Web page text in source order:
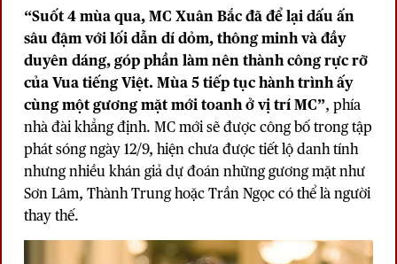
“Suốt 4 mùa qua, MC Xuân Bắc đã để lại dấu ấn
sâu đậm với lối dẫn dí dỏm, thông minh và đầy
duyên dáng, góp phần làm nên thành công rực rỡ
của Vua tiếng Việt. Mùa 5 tiếp tục hành trình ấy
cùng một gương mặt mới toanh ở vị trí MC”, phía
nhà đài khẳng định. MC mới sẽ được công bố trong tập
phát sóng ngày 12/9, hiện chưa được tiết lộ danh tính
nhưng nhiều khán giả dự đoán những gương mặt như
Sơn Lâm, Thành Trung hoặc Trần Ngọc có thể là người
thay thế.